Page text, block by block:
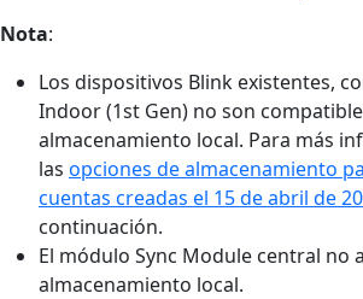
Nota:
Los dispositivos Blink existentes,
Indoor (1st Gen) no son
almacenamiento local. Para más
las opciones de almacenamiento
cuentas creadas el 15 de abril de
continuación.
El módulo Sync Module central no
almacenamiento local.